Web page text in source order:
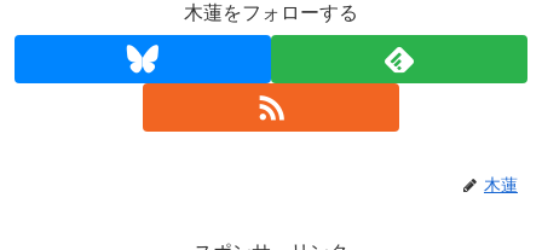
木蓮をフォローする
木蓮